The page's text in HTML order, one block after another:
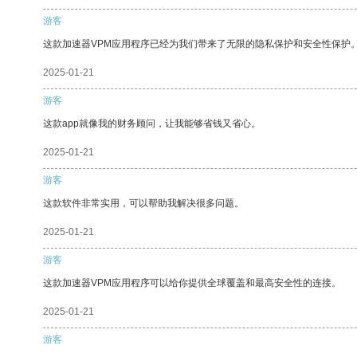
游客
这款加速器VPM应用程序已经为我们带来了无限的隐私保护和安全性保护
2025-01-21
游客
这款app就像我的财务顾问，让我能够省钱又省心。
2025-01-21
游客
这款软件非常实用，可以帮助我解决很多问题。
2025-01-21
游客
这款加速器VPM应用程序可以给你提供全球覆盖和最高安全性的连接。
2025-01-21
游客